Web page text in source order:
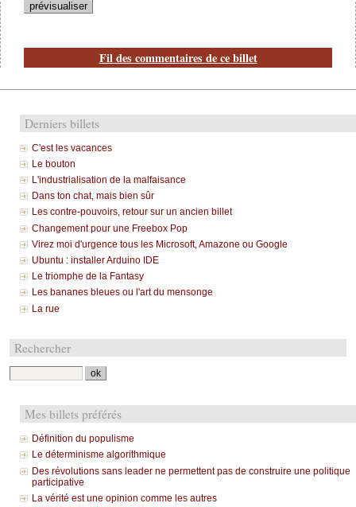
Fil des commentaires de ce billet
Derniers billets
C'est les vacances
Le bouton
L'industrialisation de la malfaisance
Dans ton chat, mais bien sûr
Les contre-pouvoirs, retour sur un ancien billet
Changement pour une Freebox Pop
Virez moi d'urgence tous les Microsoft, Amazone ou Google
Ubuntu : installer Arduino IDE
Le triomphe de la Fantasy
Les bananes bleues ou l'art du mensonge
La rue
Rechercher
Mes billets préférés
Définition du populisme
Le déterminisme algorithmique
Des révolutions sans leader ne permettent pas de construire une politique
participative
La vérité est une opinion comme les autres